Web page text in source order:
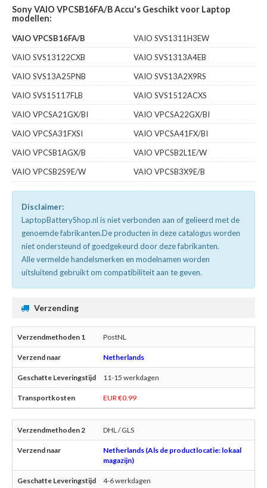
Sony VAIO VPCSB16FA/B Accu's Geschikt voor Laptop
modellen:
VAIO VPCSB16FA/B
VAIO SVS1311H3EW
VAIO SVS13122CXB
VAIO SVS1313A4EB
VAIO SVS13A25PNB
VAIO SVS13A2X9RS
VAIO SVS15117FLB
VAIO SVS1512ACXS
VAIO VPCSA21GX/BI
VAIO VPCSA22GX/BI
VAIO VPCSA31FXSI
VAIO VPCSA41FX/BI
VAIO VPCSB1AGX/B
VAIO VPCSB2L1E/W
VAIO VPCSB2S9E/W
VAIO VPCSB3X9E/B
Disclaimer:
LaptopBatteryShop.nl is niet verbonden aan of gelieerd met de
genoemde fabrikanten.De producten in deze catalogus worden
niet ondersteund of goedgekeurd door deze fabrikanten.
Alle vermelde handelsmerken en modelnamen worden
uitsluitend gebruikt om compatibiliteit aan te geven.
Verzending
PostNL
Netherlands
11-15 werkdagen
EUR €0.99
DHL / GLS
Netherlands (Als de productlocatie: lokaal
magazijn)
4-6 werkdagen